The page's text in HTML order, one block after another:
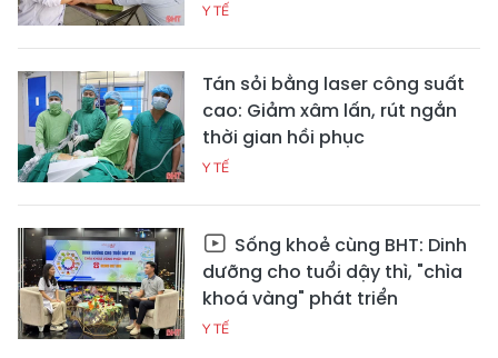
Y TẾ
Tán sỏi bằng laser công suất
cao: Giảm xâm lấn, rút ngắn
thời gian hồi phục
Y TẾ
Sống khoẻ cùng BHT: Dinh
dưỡng cho tuổi dậy thì, "chìa
khoá vàng" phát triển
Y TẾ